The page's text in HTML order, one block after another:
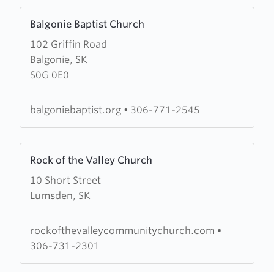
Balgonie Baptist Church
102 Griffin Road
Balgonie, SK
S0G 0E0
more
about
Balgonie
Baptist
balgoniebaptist.org • 306-771-2545
Rock of the Valley Church
10 Short Street
Lumsden, SK
more
about
Rock
the
Valley
rockofthevalleycommunitychurch.com •
306-731-2301